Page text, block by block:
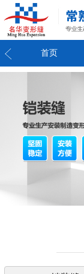
首页